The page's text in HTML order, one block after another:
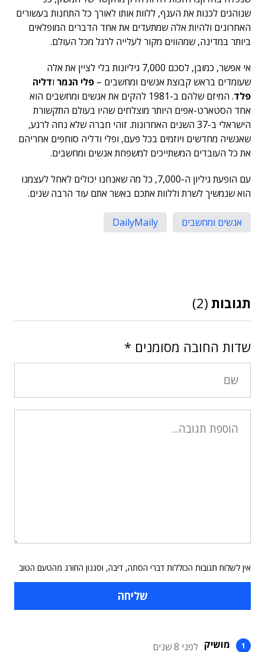
שנוהגים לכנות את הענף, ללוות אותו לאורך כל התחנות בעשורים
האחרונים ולהיות אלה שמתעדים את אחד הדברים המופלאים
ביותר במדינה, שמהווים מקור לעלייה לרגל מכל העולם.
אי אפשר, כמובן, לסכם 7,000 גיליונות בלי לציין את אלה
שעומדים בראש קבוצת אנשים ומחשבים – פלי הנמר ודליה
פלד
. המיזם שלהם ב-1981 להקים את אנשים ומחשבים הוא
אחד הסטארט-אפים היותר מוצלחים שהיו בעולם התקשורת
הישראלי ב-37 השנים האחרונות. זוהי חברה שלא נחה לרגע,
שאנשיה מחדשים ויוזמים בכל פעם, ופלי ודליה סוחפים אחריהם
את כל העובדים המשתייכים למשפחת אנשים ומחשבים.
עם הופעת גיליון ה-7,000, כל מה שאנחנו יכולים לאחל לעצמנו
הוא שנמשיך לשרת וללוות אתכם באשר אתם עוד הרבה שנים.
אנשים ומחשבים DailyMaily
תגובות (2)
שדות החובה מסומנים *
אין לשלוח תגובות הכוללות דברי הסתה, דיבה, וסגנון החורג מהטעם הטוב
מושיק לפני 8 שנים